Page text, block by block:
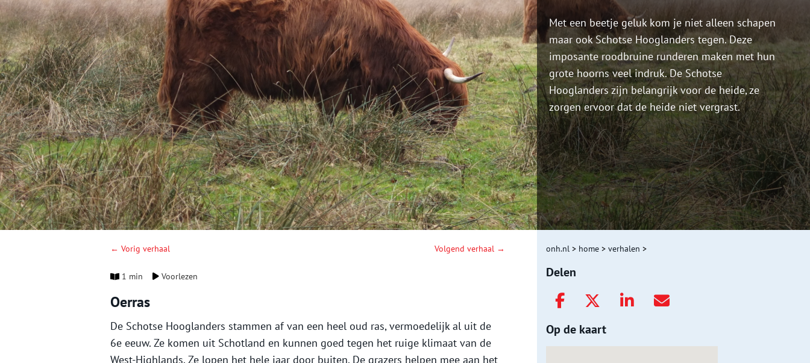
Met een beetje geluk kom je niet alleen schapen
maar ook Schotse Hooglanders tegen. Deze
imposante roodbruine runderen maken met hun
grote hoorns veel indruk. De Schotse
Hooglanders zijn belangrijk voor de heide, ze
zorgen ervoor dat de heide niet vergrast.
← Vorig verhaal Volgend verhaal →
1 min Voorlezen
Oerras
De Schotse Hooglanders stammen af van een heel oud ras, vermoedelijk al uit de
6e eeuw. Ze komen uit Schotland en kunnen goed tegen het ruige klimaat van de
West-Highlands. Ze lopen het hele jaar door buiten. De grazers helpen mee aan het
onh.nl > home > verhalen >
Delen
Op de kaart